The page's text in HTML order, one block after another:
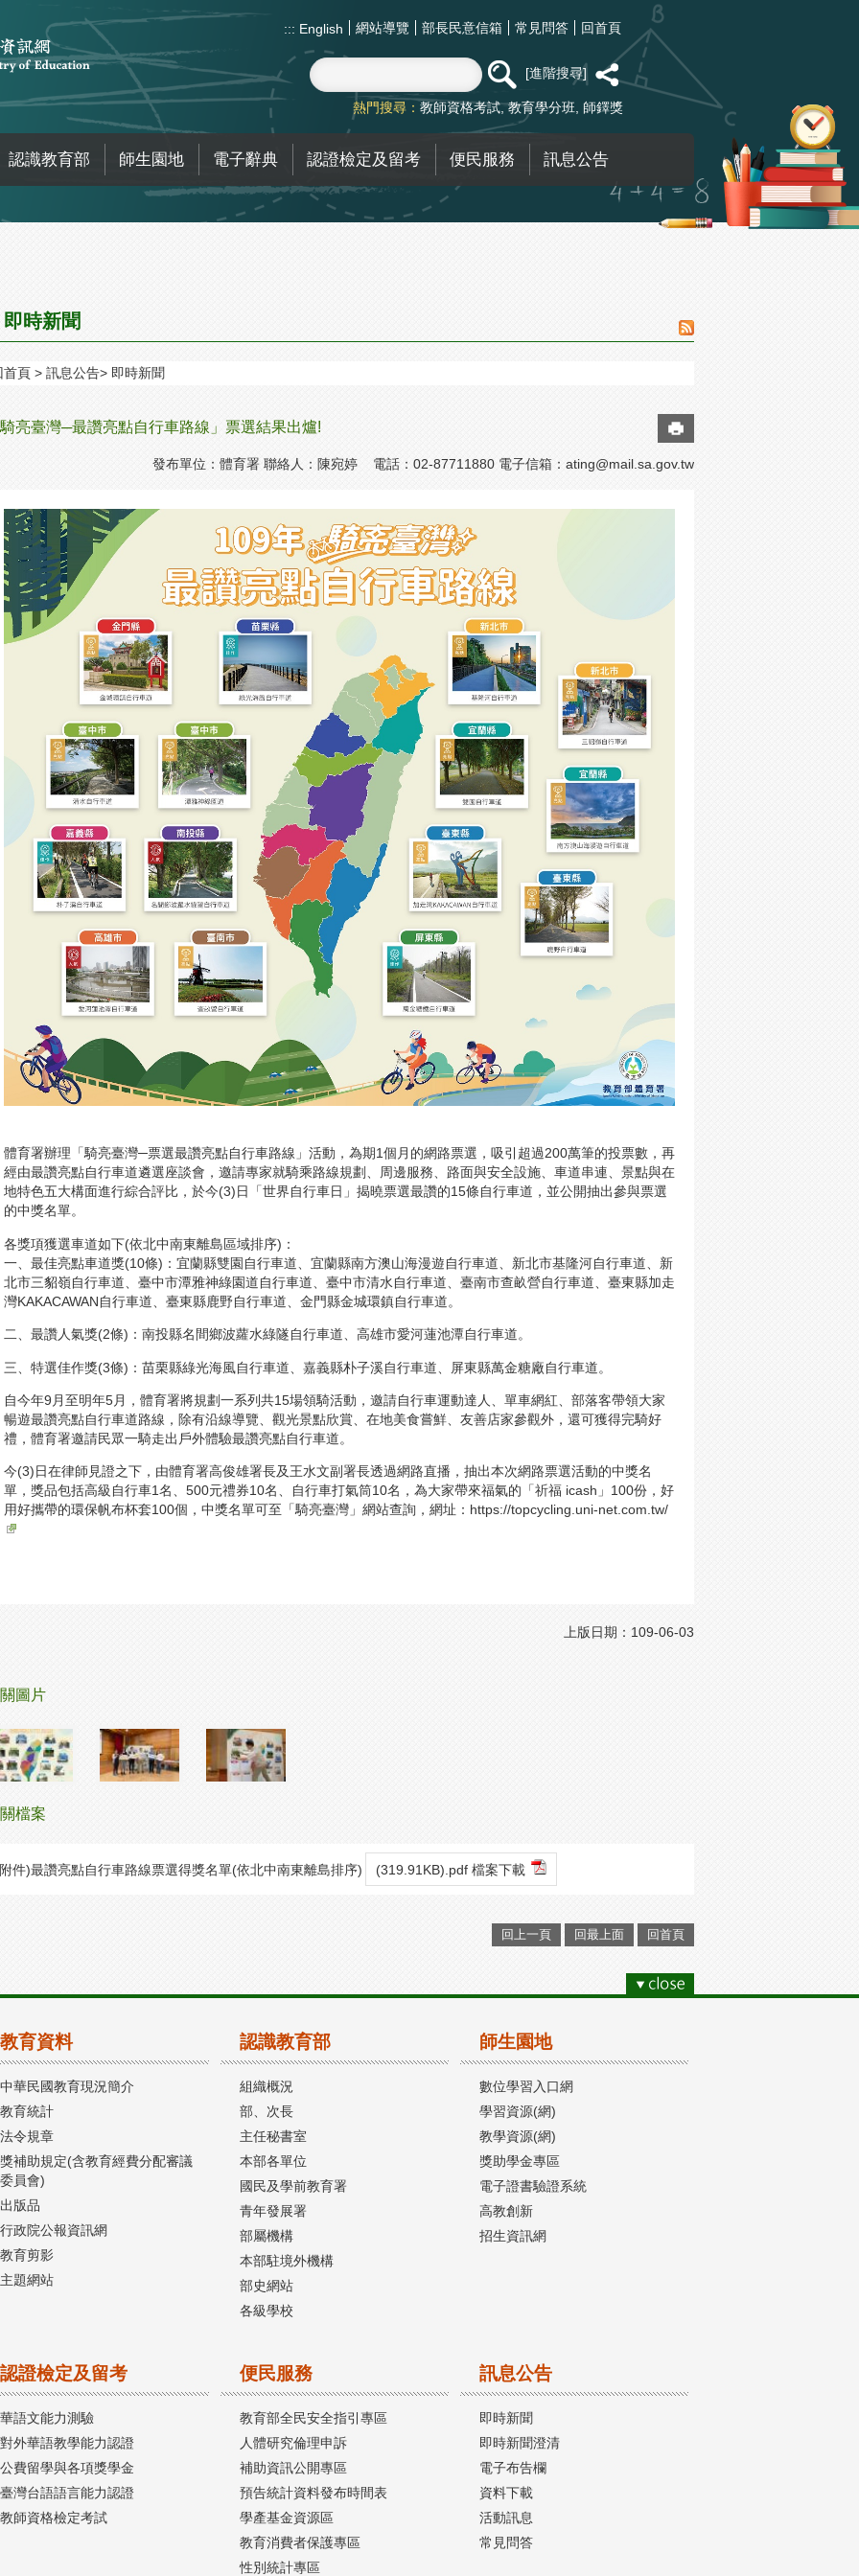
::: English 網站導覽 部長民意信箱 常見問答 回首頁
進階搜尋
熱門搜尋： 教師資格考試 教育學分班 師鐸獎
認識教育部 師生園地 電子辭典 認證檢定及留考 便民服務 訊息公告
即時新聞
首頁 訊息公告 即時新聞
亮臺灣─最讚亮點自行車路線」票選結果出爐!
發布單位：體育署 聯絡人：陳宛婷 電話：02-87711880 電子信箱： ating@mail.sa.gov.tw
體育署辦理「騎亮臺灣─票選最讚亮點自行車路線」活動，為期1個月的網路票選，吸引超過200萬筆的投票數，再
經由最讚亮點自行車道遴選座談會，邀請專家就騎乘路線規劃、周邊服務、路面與安全設施、車道串連、景點與在
地特色五大構面進行綜合評比，於今(3)日「世界自行車日」揭曉票選最讚的15條自行車道，並公開抽出參與票選
的中獎名單。
各獎項獲選車道如下(依北中南東離島區域排序)：
一、最佳亮點車道獎(10條)：宜蘭縣雙園自行車道、宜蘭縣南方澳山海漫遊自行車道、新北市基隆河自行車道、新
北市三貂嶺自行車道、臺中市潭雅神綠園道自行車道、臺中市清水自行車道、臺南市查畝營自行車道、臺東縣加走
灣KAKACAWAN自行車道、臺東縣鹿野自行車道、金門縣金城環鎮自行車道。
二、最讚人氣獎(2條)：南投縣名間鄉波蘿水綠隧自行車道、高雄市愛河蓮池潭自行車道。
三、特選佳作獎(3條)：苗栗縣綠光海風自行車道、嘉義縣朴子溪自行車道、屏東縣萬金糖廠自行車道。
自今年9月至明年5月，體育署將規劃一系列共15場領騎活動，邀請自行車運動達人、單車網紅、部落客帶領大家
暢遊最讚亮點自行車道路線，除有沿線導覽、觀光景點欣賞、在地美食嘗鮮、友善店家參觀外，還可獲得完騎好
禮，體育署邀請民眾一騎走出戶外體驗最讚亮點自行車道。
今(3)日在律師見證之下，由體育署高俊雄署長及王水文副署長透過網路直播，抽出本次網路票選活動的中獎名
單，獎品包括高級自行車1名、500元禮券10名、自行車打氣筒10名，為大家帶來福氣的「祈福 icash」100份，好
用好攜帶的環保帆布杯套100個，中獎名單可至「騎亮臺灣」網站查詢，網址： https://topcycling.uni-net.com.tw/
上版日期：109-06-03
圖片
檔案
件)最讚亮點自行車路線票選得獎名單(依北中南東離島排序) (319.91KB).pdf 檔案下載
回上一頁 回最上面 回首頁
教育資料
中華民國教育現況簡介
教育統計
法令規章
獎補助規定(含教育經費分配審議
委員會)
出版品
行政院公報資訊網
教育剪影
主題網站
認識教育部
組織概況
部、次長
主任秘書室
本部各單位
國民及學前教育署
青年發展署
部屬機構
本部駐境外機構
部史網站
各級學校
師生園地
數位學習入口網
學習資源(網)
教學資源(網)
獎助學金專區
電子證書驗證系統
高教創新
招生資訊網
認證檢定及留考
華語文能力測驗
對外華語教學能力認證
公費留學與各項獎學金
臺灣台語語言能力認證
教師資格檢定考試
便民服務
教育部全民安全指引專區
人體研究倫理申訴
補助資訊公開專區
預告統計資料發布時間表
學產基金資源區
教育消費者保護專區
性別統計專區
訊息公告
即時新聞
即時新聞澄清
電子布告欄
資料下載
活動訊息
常見問答